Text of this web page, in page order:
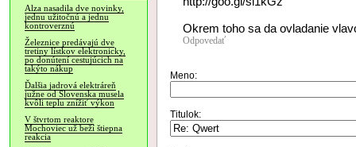
Alza nasadila dve novinky,
jednu užitočnú a jednu
kontroverznú
Železnice predávajú dve
tretiny lístkov elektronicky,
po donútení cestujúcich na
takýto nákup
Ďalšia jadrová elektráreň
južne od Slovenska musela
kvôli teplu znížiť výkon
V štvrtom reaktore
Mochoviec už beží štiepna
reakcia
Okrem toho sa da ovladanie
Odpovedať
Meno:
Titulok: